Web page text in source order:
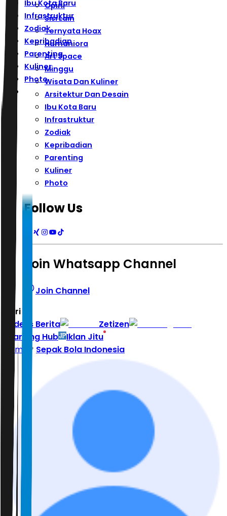
Ibu Kota Baru
Infrastruktur
Zodiak
Kepribadian
Parenting
Kuliner
Photo
Opini
Sisi Lain
Ternyata Hoax
Humaniora
Art Space
Minggu
Wisata Dan Kuliner
Arsitektur Dan Desain
Ibu Kota Baru
Infrastruktur
Zodiak
Kepribadian
Parenting
Kuliner
Photo
Follow Us
Join Whatsapp Channel
Join Channel
Hari ini
Indeks Berita
Zetizen
Learning Hub
Iklan Jitu
Home
Sepak Bola Indonesia